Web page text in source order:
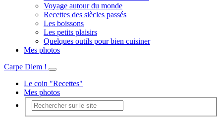
Voyage autour du monde
Recettes des siècles passés
Les boissons
Les petits plaisirs
Quelques outils pour bien cuisiner
Mes photos
Carpe Diem !
Le coin "Recettes"
Mes photos